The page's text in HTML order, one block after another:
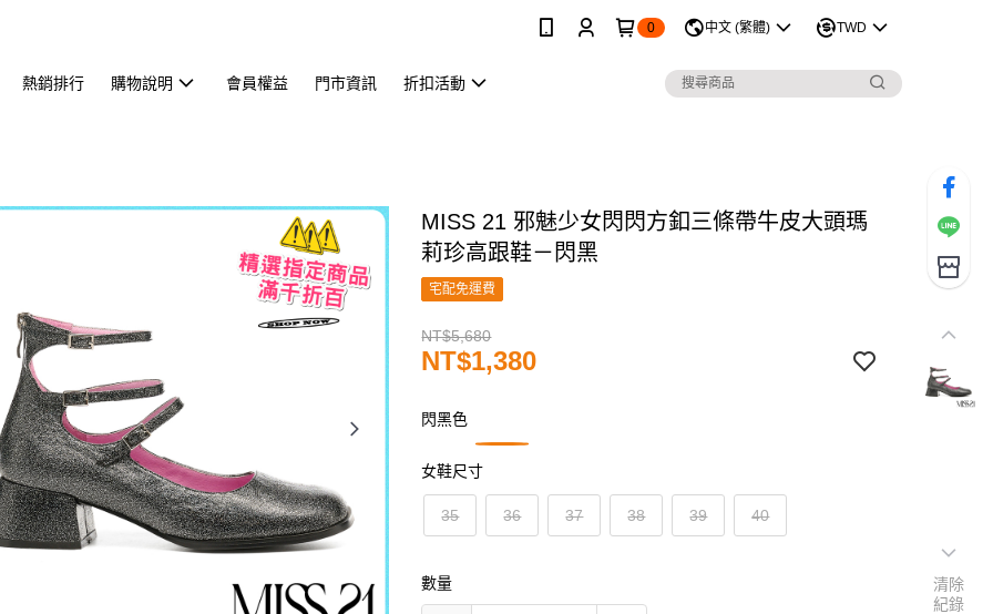
0 中文 (繁體) TWD
熱銷排行 購物說明 會員權益 門市資訊 折扣活動
MISS 21 邪魅少女閃閃方釦三條帶牛皮大頭瑪
莉珍高跟鞋－閃黑
宅配免運費
NT$5,680
NT$1,380
閃黑色
女鞋尺寸
35 36 37 38 39 40
數量
清除
紀錄